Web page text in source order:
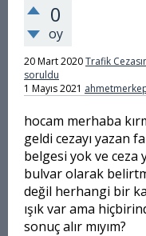
0
oy
20 Mart 2020Trafik
soruldu
1 Mayıs 2021
hocam merhaba
geldi cezayı yazan
belgesi yok ve
bulvar olarak
değil herhangi bir
ışık var ama
sonuç alır mıyım?